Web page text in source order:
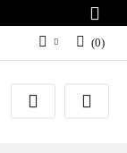
Zaloguj się
Załóż konto
(0)